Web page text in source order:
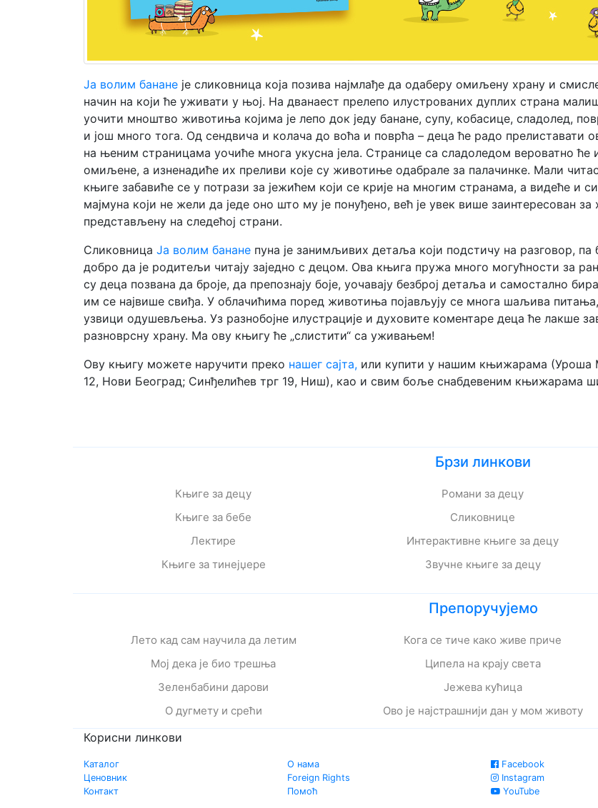
Ја волим банане је сликовница која позива најмлађе да одаберу омиљену храну и
начин на који ће уживати у њој. На дванаест прелепо илустрованих дуплих страна
уочити мноштво животиња којима је лепо док једу банане, супу, кобасице, сладолед,
и још много тога. Од сендвича и колача до воћа и поврћа – деца ће радо прелиставати
на њеним страницама уочиће многа укусна јела. Странице са сладоледом вероватно ће
омиљене, а изненадиће их преливи које су животиње одабрале за палачинке. Мали
књиге забавиће се у потрази за јежићем који се крије на многим странама, а видеће и
мајмуна који не жели да једе оно што му је понуђено, већ је увек више заинтересован за
представљену на следећој страни.
Сликовница Ја волим банане пуна је занимљивих детаља који подстичу на разговор, па
добро да је родитељи читају заједно с децом. Ова књига пружа много могућности за
су деца позвана да броје, да препознају боје, уочавају безброј детаља и самостално
им се највише свиђа. У облачићима поред животиња појављују се многа шаљива
узвици одушевљења. Уз разнобојне илустрације и духовите коментаре деца ће лакше
разноврсну храну. Ма ову књигу ће „слистити“ са уживањем!
Ову књигу можете наручити преко нашег сајта, или купити у нашим књижарама (Уроша
12, Нови Београд; Синђелићев трг 19, Ниш), као и свим боље снабдевеним књижарама
Брзи линкови
Књиге за децу
Књиге за бебе
Лектире
Књиге за тинејџере
Романи за децу
Сликовнице
Интерактивне књиге за децу
Звучне књиге за децу
Препоручујемо
Лето кад сам научила да летим
Мој дека је био трешња
Зеленбабини дарови
О дугмету и срећи
Кога се тиче како живе приче
Ципела на крају света
Јежева кућица
Ово је најстрашнији дан у мом животу
Корисни линкови
Каталог
Ценовник
Контакт
О нама
Foreign Rights
Помоћ
Facebook
Instagram
YouTube